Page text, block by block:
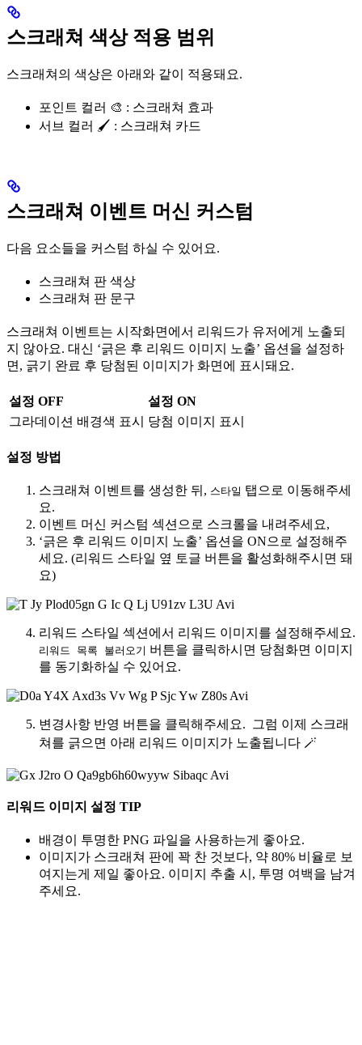
스크래쳐 색상 적용 범위
스크래쳐의 색상은 아래와 같이 적용돼요.
포인트 컬러 🎨 : 스크래쳐 효과
서브 컬러 🖌️ : 스크래쳐 카드
스크래쳐 이벤트 머신 커스텀
다음 요소들을 커스텀 하실 수 있어요.
스크래쳐 판 색상
스크래쳐 판 문구
스크래쳐 이벤트는 시작화면에서 리워드가 유저에게 노출되
지 않아요. 대신 ‘긁은 후 리워드 이미지 노출’ 옵션을 설정하
면, 긁기 완료 후 당첨된 이미지가 화면에 표시돼요.
설정 OFF
설정 ON
그라데이션 배경색 표시
당첨 이미지 표시
설정 방법
스크래쳐 이벤트를 생성한 뒤, 스타일 탭으로 이동해주세
요.
이벤트 머신 커스텀 섹션으로 스크롤을 내려주세요,
‘긁은 후 리워드 이미지 노출’ 옵션을 ON으로 설정해주
세요. (리워드 스타일 옆 토글 버튼을 활성화해주시면 돼
요)
리워드 스타일 섹션에서 리워드 이미지를 설정해주세요.
리워드 목록 불러오기 버튼을 클릭하시면 당첨화면 이미지
를 동기화하실 수 있어요.
변경사항 반영 버튼을 클릭해주세요. 그럼 이제 스크래
쳐를 긁으면 아래 리워드 이미지가 노출됩니다 🪄
리워드 이미지 설정 TIP
배경이 투명한 PNG 파일을 사용하는게 좋아요.
이미지가 스크래쳐 판에 꽉 찬 것보다, 약 80% 비율로 보
여지는게 제일 좋아요. 이미지 추출 시, 투명 여백을 남겨
주세요.